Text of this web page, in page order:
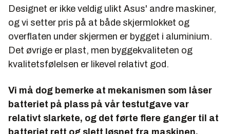
Spillgrafikk: 6,5
HDD:5,9
Batteri:
Powermark productivity 50 % lys:2:51
Designet er ikke veldig ulikt Asus' andre maskiner,
og vi setter pris på at både skjermlokket og
overflaten under skjermen er bygget i aluminium.
Det øvrige er plast, men byggekvaliteten og
kvalitetsfølelsen er likevel relativt god.
Vi må dog bemerke at mekanismen som låser
batteriet på plass på vår testutgave var
relativt slarkete, og det førte flere ganger til at